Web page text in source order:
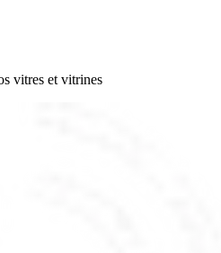
vitres et vitrines